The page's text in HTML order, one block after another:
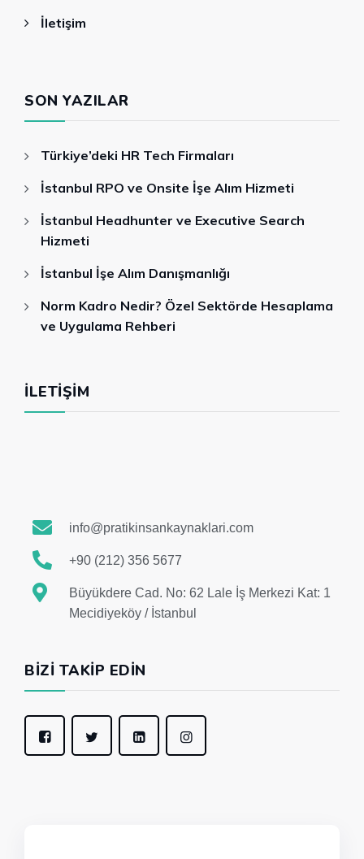
İletişim
SON YAZILAR
Türkiye’deki HR Tech Firmaları
İstanbul RPO ve Onsite İşe Alım Hizmeti
İstanbul Headhunter ve Executive Search
Hizmeti
İstanbul İşe Alım Danışmanlığı
Norm Kadro Nedir? Özel Sektörde Hesaplama
ve Uygulama Rehberi
İLETIŞIM
info@pratikinsankaynaklari.com
+90 (212) 356 5677
Büyükdere Cad. No: 62 Lale İş Merkezi Kat: 1
Mecidiyeköy / İstanbul
BIZI TAKIP EDIN